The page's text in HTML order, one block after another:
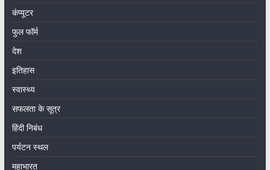
कंप्यूटर
फुल फॉर्म
देश
इतिहास
स्वास्थ्य
सफलता के सूत्र
हिंदी निबंध
पर्यटन स्थल
महाभारत